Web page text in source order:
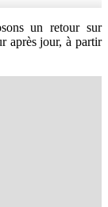
un retour sur
après jour, à partir